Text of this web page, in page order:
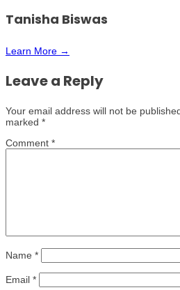
Tanisha Biswas
Learn More →
Leave a Reply
Your email address will not be
marked *
Comment *
Name *
Email *